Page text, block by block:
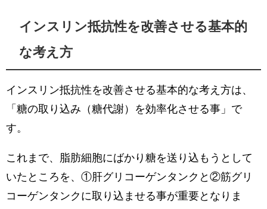
インスリン抵抗性を改善させる基本的
な考え方
インスリン抵抗性を改善させる基本的な考え方は、
「糖の取り込み（糖代謝）を効率化させる事」で
す。
これまで、脂肪細胞にばかり糖を送り込もうとして
いたところを、①肝グリコーゲンタンクと②筋グリ
コーゲンタンクに取り込ませる事が重要となりま